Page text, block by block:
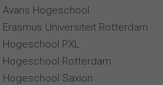
Avans Hogeschool
Erasmus Universiteit Rotterdam
Hogeschool PXL
Hogeschool Rotterdam
Hogeschool Saxion